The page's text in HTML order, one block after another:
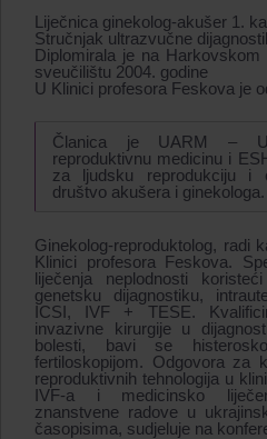
Liječnica ginekolog-akušer 1.
Stručnjak ultrazvučne
Diplomirala je na Harkovskom
sveučilištu 2004. godine
U Klinici profesora Feskova je
Članica je UARM –
reproduktivnu medicinu i
za ljudsku reprodukciju i
društvo akušera i ginekologa.
Ginekolog-reproduktolog, radi
Klinici profesora Feskova.
liječenja neplodnosti
genetsku dijagnostiku,
ICSI, IVF + TESE.
invazivne kirurgije u
bolesti, bavi se
fertiloskopijom. Odgovora za
reproduktivnih tehnologija u
IVF-a i medicinsko
znanstvene radove u
časopisima, sudjeluje na